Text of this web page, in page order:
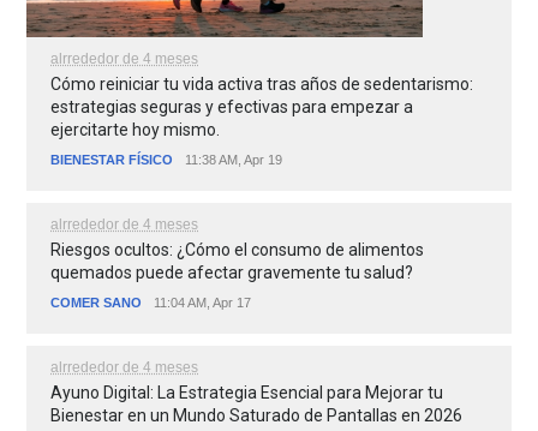
alrrededor de 4 meses
Cómo reiniciar tu vida activa tras años de sedentarismo:
estrategias seguras y efectivas para empezar a
ejercitarte hoy mismo.
BIENESTAR FÍSICO 11:38 AM, Apr 19
alrrededor de 4 meses
Riesgos ocultos: ¿Cómo el consumo de alimentos
quemados puede afectar gravemente tu salud?
COMER SANO 11:04 AM, Apr 17
alrrededor de 4 meses
Ayuno Digital: La Estrategia Esencial para Mejorar tu
Bienestar en un Mundo Saturado de Pantallas en 2026